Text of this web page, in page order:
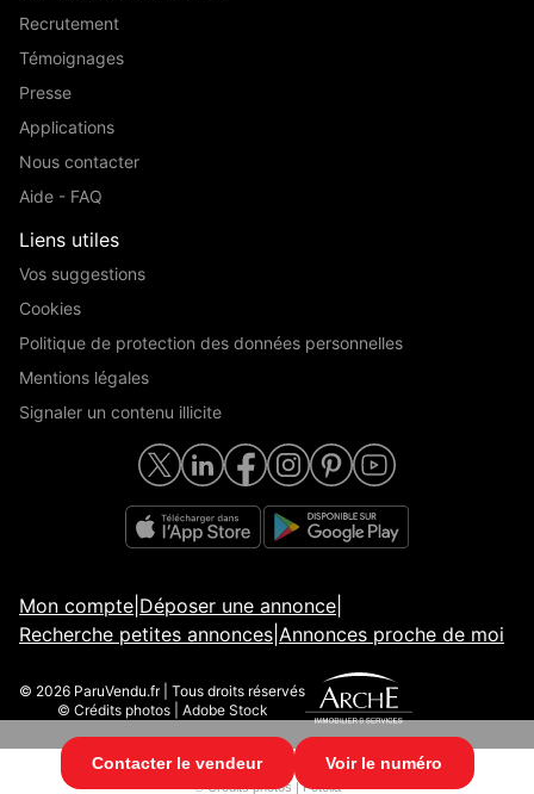
Contacter le vendeur Voir le numéro
Recrutement
Témoignages
Presse
Applications
Nous contacter
Aide - FAQ
Liens utiles
Vos suggestions
Cookies
Politique de protection des données personnelles
Mentions légales
Signaler un contenu illicite
Mon compte Déposer une annonce
Recherche petites annonces Annonces proche de moi
© 2026 ParuVendu.fr | Tous droits réservés
© Crédits photos | Adobe Stock
© 2026 ParuVendu.fr | Tous droits réservés
© Crédits photos | Fotolia